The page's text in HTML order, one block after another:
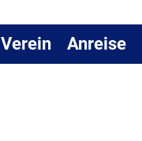
Verein Anreise